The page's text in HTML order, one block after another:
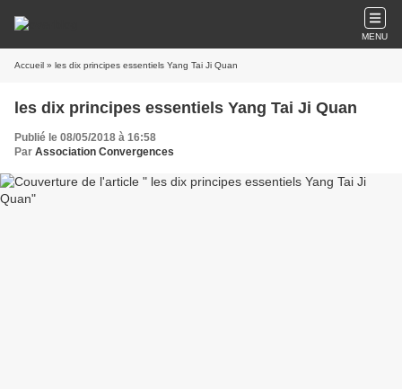
MENU
Accueil » les dix principes essentiels Yang Tai Ji Quan
les dix principes essentiels Yang Tai Ji Quan
Publié le 08/05/2018 à 16:58
Par Association Convergences